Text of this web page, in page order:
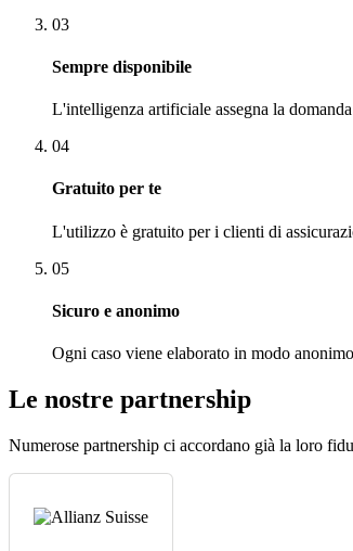
03
Sempre disponibile
L'intelligenza artificiale assegna la
04
Gratuito per te
L'utilizzo è gratuito per i clienti di
05
Sicuro e anonimo
Ogni caso viene elaborato in modo
Le nostre partnership
Numerose partnership ci accordano già la loro